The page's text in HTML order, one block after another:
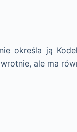
określa ją
ale ma